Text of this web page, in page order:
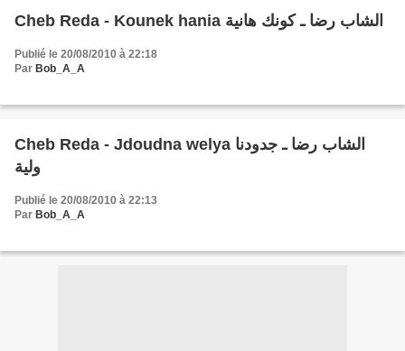
Cheb Reda - Kounek hania الشاب رضا ـ كونك هانية
Publié le 20/08/2010 à 22:18
Par Bob_A_A
Cheb Reda - Jdoudna welya الشاب رضا ـ جدودنا
ولية
Publié le 20/08/2010 à 22:13
Par Bob_A_A